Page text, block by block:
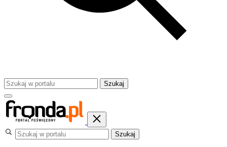
Szukaj
Szukaj